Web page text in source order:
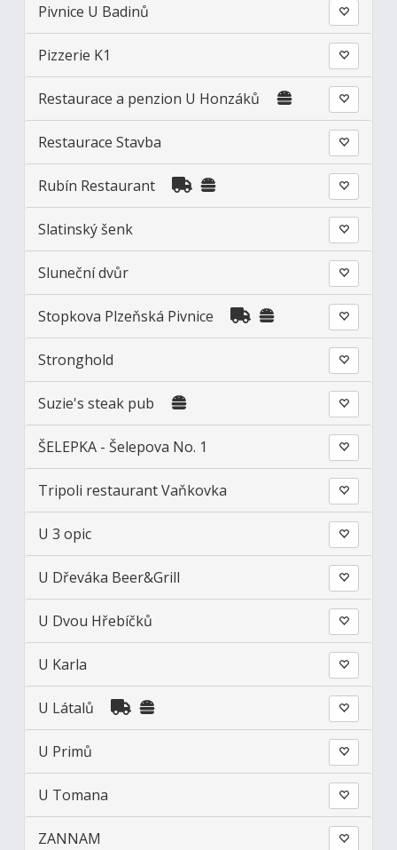
Pivnice U Badinů
Pizzerie K1
Restaurace a penzion U Honzáků
Restaurace Stavba
Rubín Restaurant
Slatinský šenk
Sluneční dvůr
Stopkova Plzeňská Pivnice
Stronghold
Suzie's steak pub
ŠELEPKA - Šelepova No. 1
Tripoli restaurant Vaňkovka
U 3 opic
U Dřeváka Beer&Grill
U Dvou Hřebíčků
U Karla
U Látalů
U Primů
U Tomana
ZANNAM